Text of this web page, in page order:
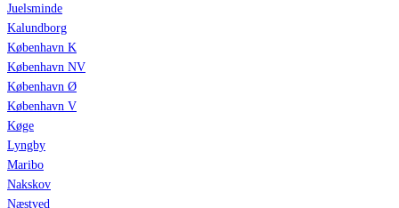
Juelsminde
Kalundborg
København K
København NV
København Ø
København V
Køge
Lyngby
Maribo
Nakskov
Næstved